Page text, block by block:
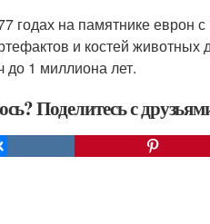
годах на памятнике еврон
и костей животных
до 1 миллиона лет.
Поделитесь с